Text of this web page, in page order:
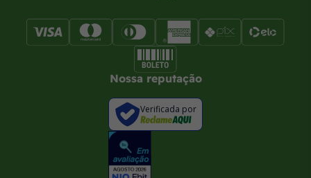
Nossa reputação
Verificada por